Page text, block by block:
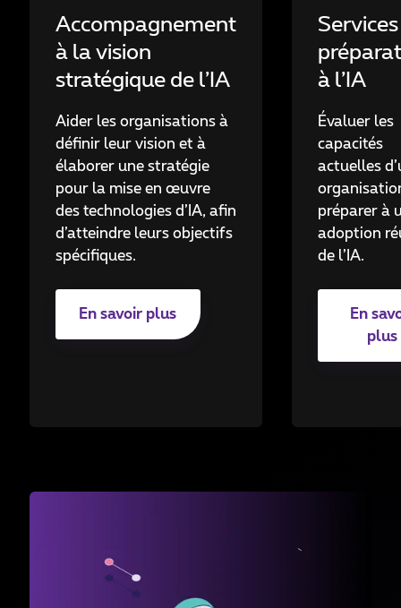
Accompagnement
à la vision
stratégique de l’IA
Aider les organisations à
définir leur vision et à
élaborer une stratégie
pour la mise en œuvre
des technologies d’IA, afin
d’atteindre leurs objectifs
spécifiques.
En savoir plus
à l’IA
Évaluer les
capacités
actuelles
préparer à
adoption
de l’IA.
En
plus